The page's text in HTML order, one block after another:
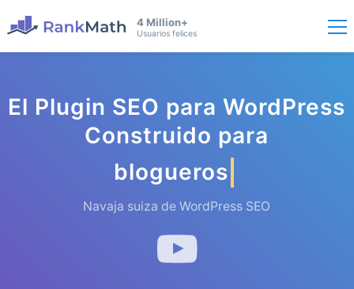
4 Million+
Usuarios felices
El Plugin SEO para WordPress
Construido para
blogueros
Navaja suiza de WordPress SEO